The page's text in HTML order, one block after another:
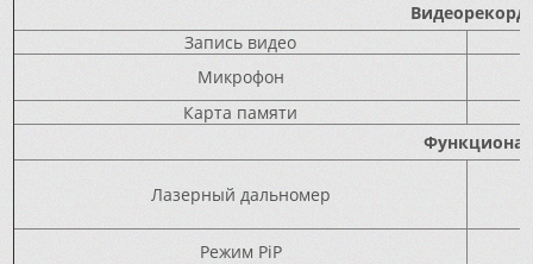
Запись видео
Микрофон
Карта памяти
Функционал
Лазерный дальномер
Режим PiP